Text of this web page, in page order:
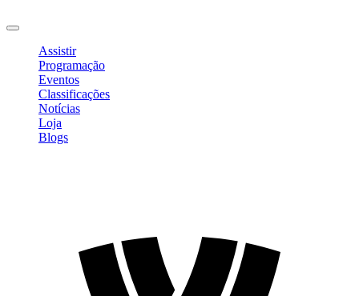
Assistir
Programação
Eventos
Classificações
Notícias
Loja
Blogs